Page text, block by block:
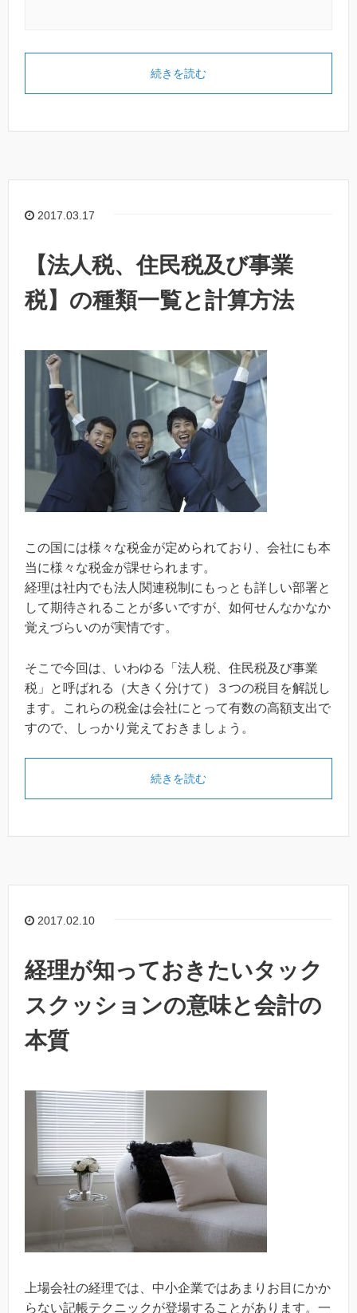
続きを読む
2017.03.17
【法人税、住民税及び事業
税】の種類一覧と計算方法
この国には様々な税金が定められており、会社にも本
当に様々な税金が課せられます。
経理は社内でも法人関連税制にもっとも詳しい部署と
して期待されることが多いですが、如何せんなかなか
覚えづらいのが実情です。
そこで今回は、いわゆる「法人税、住民税及び事業
税」と呼ばれる（大きく分けて）３つの税目を解説し
ます。これらの税金は会社にとって有数の高額支出で
すので、しっかり覚えておきましょう。
続きを読む
2017.02.10
経理が知っておきたいタック
スクッションの意味と会計の
本質
上場会社の経理では、中小企業ではあまりお目にかか
らない記帳テクニックが登場することがあります。一